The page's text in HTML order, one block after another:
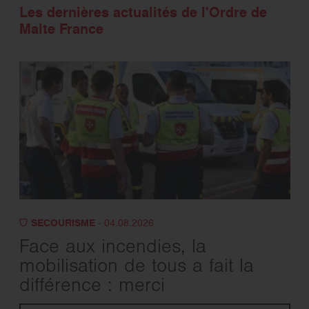
Les dernières actualités de l'Ordre de
Malte France
SECOURISME- 04.08.2026
Face aux incendies, la
mobilisation de tous a fait la
différence : merci